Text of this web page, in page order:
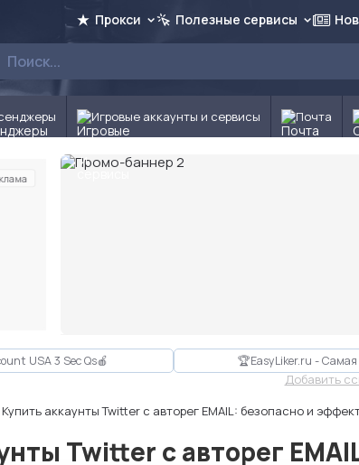
Прокси Полезные сервисы
Игровые аккаунты и сервисы Почта
USA 3 Sec Qs🍎 🏆EasyLiker.ru -
Добавить
Купить аккаунты Twitter с авторег EMAIL: безопасно и
Twitter с авторег